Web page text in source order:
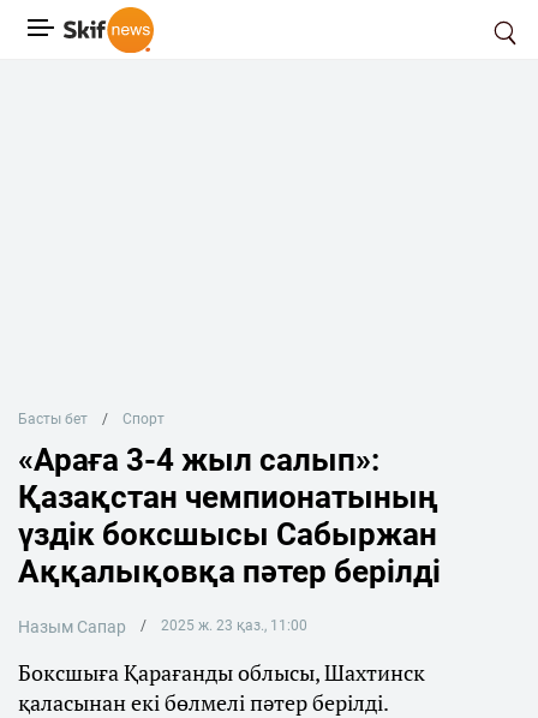
Басты бет Спорт
«Араға 3-4 жыл салып»:
Қазақстан чемпионатының
үздік боксшысы Сабыржан
Аққалықовқа пәтер берілді
Назым Сапар 2025 ж. 23 қаз., 11:00
Боксшыға Қарағанды облысы, Шахтинск
қаласынан екі бөлмелі пәтер берілді.